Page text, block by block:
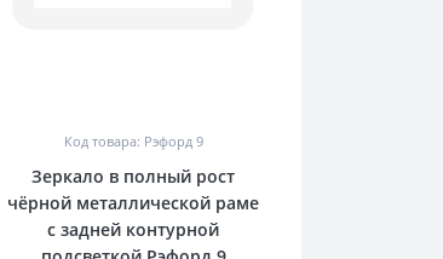
Код товара: Рэфорд 9
Зеркало в полный рост
чёрной металлической раме
с задней контурной